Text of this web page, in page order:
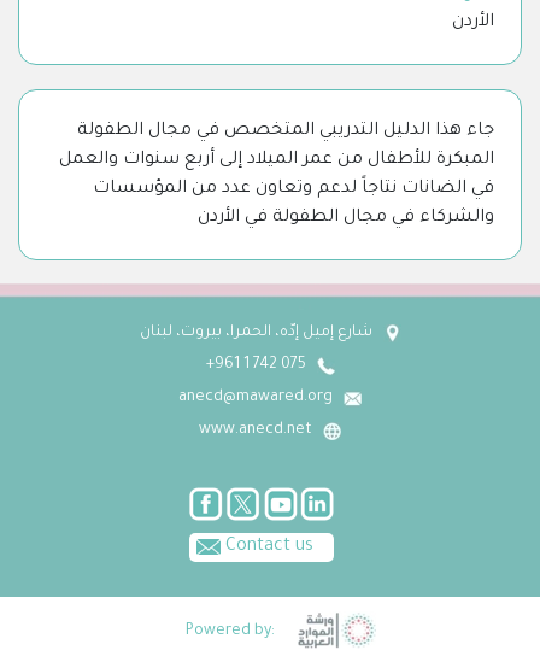
الأردن
جاء هذا الدليل التدريبي المتخصص في مجال الطفولة
المبكرة للأطفال من عمر الميلاد إلى أربع سنوات والعمل
في الضانات نتاجاً لدعم وتعاون عدد من المؤسسات
والشركاء في مجال الطفولة في الأردن
شارع إميل إدّه، الحمرا، بيروت، لبنان
075 742 1 961+
anecd@mawared.org
www.anecd.net
Contact us
Powered by: